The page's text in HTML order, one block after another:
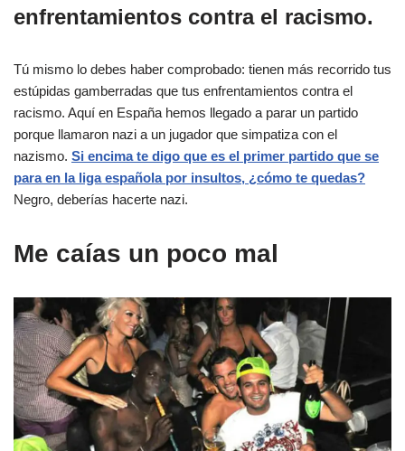
enfrentamientos contra el racismo.
Tú mismo lo debes haber comprobado: tienen más recorrido tus
estúpidas gamberradas que tus enfrentamientos contra el
racismo. Aquí en España hemos llegado a parar un partido
porque llamaron nazi a un jugador que simpatiza con el
nazismo. Si encima te digo que es el primer partido que se
para en la liga española por insultos, ¿cómo te quedas?
Negro, deberías hacerte nazi.
Me caías un poco mal